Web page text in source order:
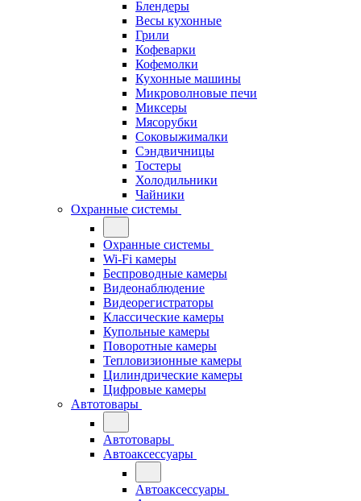
Блендеры
Весы кухонные
Грили
Кофеварки
Кофемолки
Кухонные машины
Микроволновые печи
Миксеры
Мясорубки
Соковыжималки
Сэндвичницы
Тостеры
Холодильники
Чайники
Охранные системы
Охранные системы
Wi-Fi камеры
Беспроводные камеры
Видеонаблюдение
Видеорегистраторы
Классические камеры
Купольные камеры
Поворотные камеры
Тепловизионные камеры
Цилиндрические камеры
Цифровые камеры
Автотовары
Автотовары
Автоаксессуары
Автоаксессуары